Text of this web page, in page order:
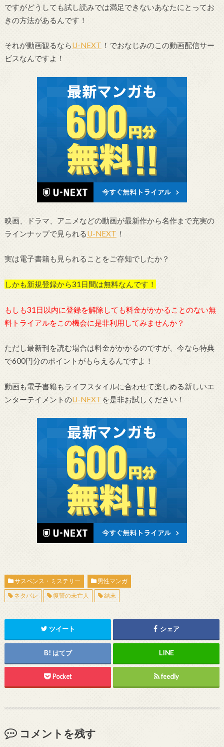
ですがどうしても試し読みでは満足できないあなたにとってお
きの方法があるんです！
それが動画観るならU-NEXT ！でおなじみのこの動画配信サー
ビスなんですよ！
映画、ドラマ、アニメなどの動画が最新作から名作まで充実の
ラインナップで見られるU-NEXT ！
実は電子書籍も見られることをご存知でしたか？
しかも新規登録から31日間は無料なんです！
もしも31日以内に登録を解除しても料金がかかることのない無
料トライアルをこの機会に是非利用してみませんか？
ただし最新刊を読む場合は料金がかかるのですが、今なら特典
で600円分のポイントがもらえるんですよ！
動画も電子書籍もライフスタイルに合わせて楽しめる新しいエ
ンターテイメントのU-NEXT を是非お試しください！
サスペンス・ミステリー
男性マンガ
ネタバレ
復讐の未亡人 結末
ツイート シェア
はてブ
Pocket feedly
コメントを残す